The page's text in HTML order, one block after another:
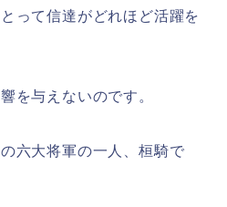
って信達がどれほど活躍を
を与えないのです。
六大将軍の一人、桓騎で